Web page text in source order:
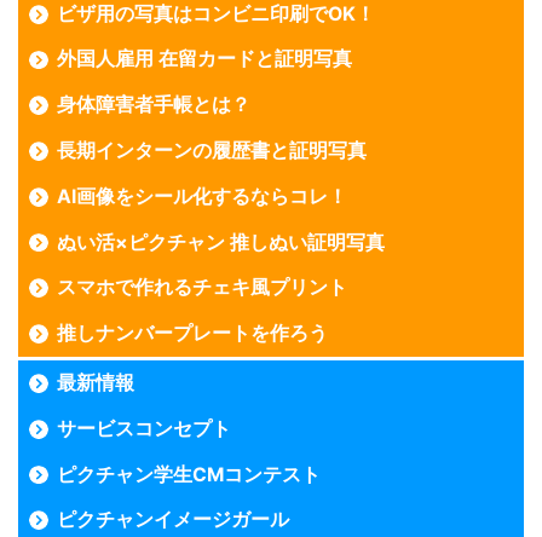
ビザ用の写真はコンビニ印刷でOK！
外国人雇用 在留カードと証明写真
身体障害者手帳とは？
長期インターンの履歴書と証明写真
AI画像をシール化するならコレ！
ぬい活×ピクチャン 推しぬい証明写真
スマホで作れるチェキ風プリント
推しナンバープレートを作ろう
最新情報
サービスコンセプト
ピクチャン学生CMコンテスト
ピクチャンイメージガール